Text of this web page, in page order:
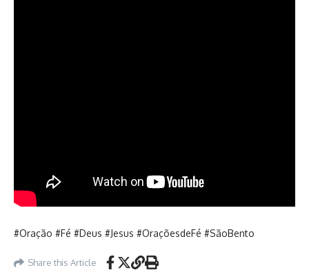
#Oração #Fé #Deus #Jesus #OraçõesdeFé #SãoBento
Share this Article